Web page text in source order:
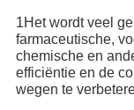
1Het wordt veel
farmaceutische,
chemische en
efficiëntie en de
wegen te